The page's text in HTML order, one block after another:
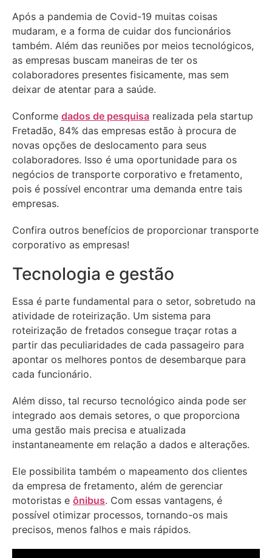
Após a pandemia de Covid-19 muitas coisas
mudaram, e a forma de cuidar dos funcionários
também. Além das reuniões por meios tecnológicos,
as empresas buscam maneiras de ter os
colaboradores presentes fisicamente, mas sem
deixar de atentar para a saúde.
Conforme dados de pesquisa realizada pela startup
Fretadão, 84% das empresas estão à procura de
novas opções de deslocamento para seus
colaboradores. Isso é uma oportunidade para os
negócios de transporte corporativo e fretamento,
pois é possível encontrar uma demanda entre tais
empresas.
Confira outros benefícios de proporcionar transporte
corporativo as empresas!
Tecnologia e gestão
Essa é parte fundamental para o setor, sobretudo na
atividade de roteirização. Um sistema para
roteirização de fretados consegue traçar rotas a
partir das peculiaridades de cada passageiro para
apontar os melhores pontos de desembarque para
cada funcionário.
Além disso, tal recurso tecnológico ainda pode ser
integrado aos demais setores, o que proporciona
uma gestão mais precisa e atualizada
instantaneamente em relação a dados e alterações.
Ele possibilita também o mapeamento dos clientes
da empresa de fretamento, além de gerenciar
motoristas e ônibus. Com essas vantagens, é
possível otimizar processos, tornando-os mais
precisos, menos falhos e mais rápidos.